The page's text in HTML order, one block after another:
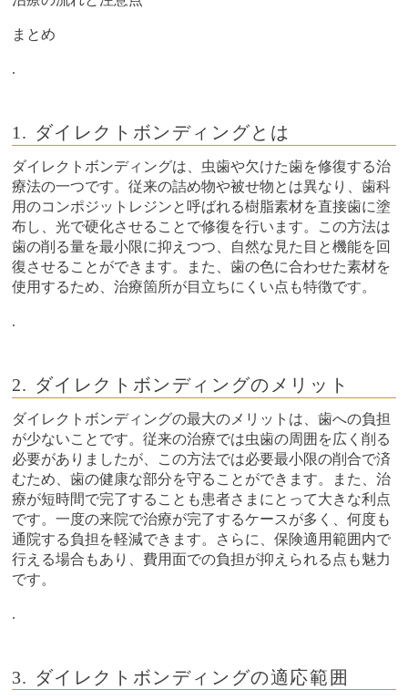
まとめ
.
1. ダイレクトボンディングとは
ダイレクトボンディングは、虫歯や欠けた歯を修復する治
療法の一つです。従来の詰め物や被せ物とは異なり、歯科
用のコンポジットレジンと呼ばれる樹脂素材を直接歯に塗
布し、光で硬化させることで修復を行います。この方法は
歯の削る量を最小限に抑えつつ、自然な見た目と機能を回
復させることができます。また、歯の色に合わせた素材を
使用するため、治療箇所が目立ちにくい点も特徴です。
.
2. ダイレクトボンディングのメリット
ダイレクトボンディングの最大のメリットは、歯への負担
が少ないことです。従来の治療では虫歯の周囲を広く削る
必要がありましたが、この方法では必要最小限の削合で済
むため、歯の健康な部分を守ることができます。また、治
療が短時間で完了することも患者さまにとって大きな利点
です。一度の来院で治療が完了するケースが多く、何度も
通院する負担を軽減できます。さらに、保険適用範囲内で
行える場合もあり、費用面での負担が抑えられる点も魅力
です。
.
3. ダイレクトボンディングの適応範囲